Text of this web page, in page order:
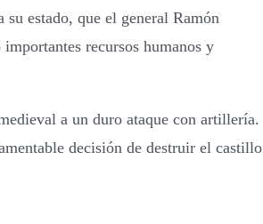
estado, que el general Ramón
recursos humanos y
a un duro ataque con artillería.
decisión de destruir el castillo